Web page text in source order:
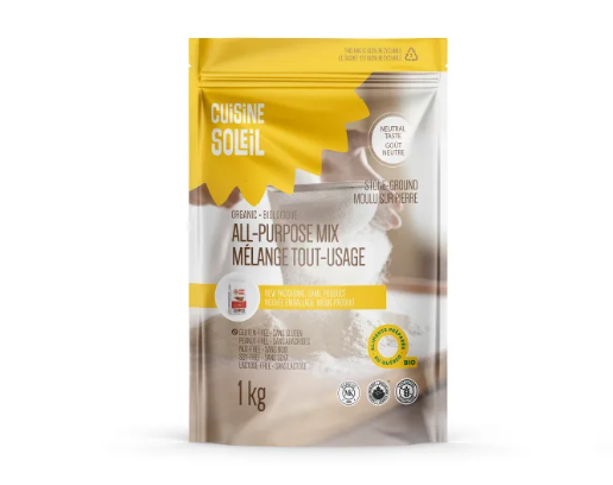
AJOUTER AU PANIER / DÉTAILS